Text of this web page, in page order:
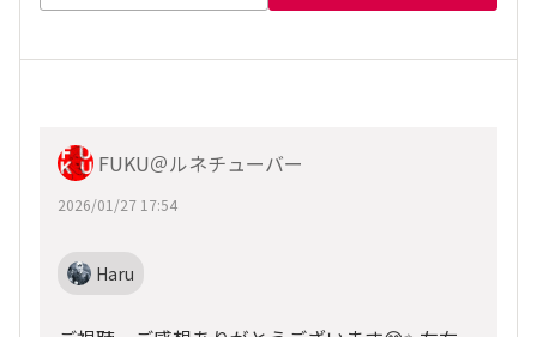
FUKU＠ルネチューバー
2026/01/27 17:54
Haru